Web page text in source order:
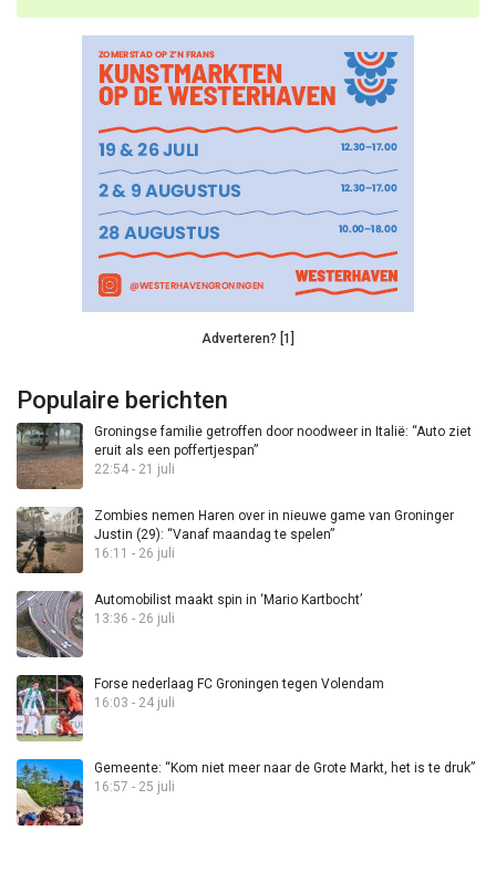
Adverteren? [1]
Populaire berichten
Groningse familie getroffen door noodweer in Italië: “Auto ziet
eruit als een poffertjespan”
22:54 - 21 juli
Zombies nemen Haren over in nieuwe game van Groninger
Justin (29): “Vanaf maandag te spelen”
16:11 - 26 juli
Automobilist maakt spin in ‘Mario Kartbocht’
13:36 - 26 juli
Forse nederlaag FC Groningen tegen Volendam
16:03 - 24 juli
Gemeente: “Kom niet meer naar de Grote Markt, het is te druk”
16:57 - 25 juli